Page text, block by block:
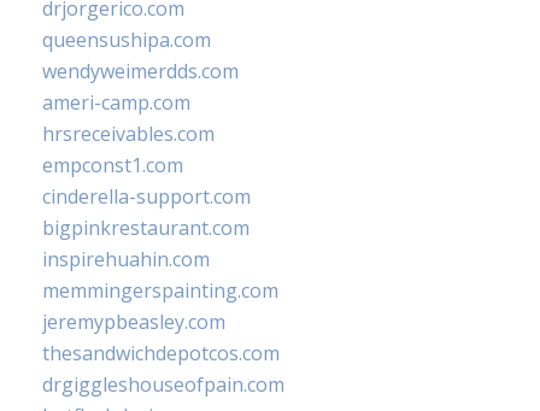
drjorgerico.com
queensushipa.com
wendyweimerdds.com
ameri-camp.com
hrsreceivables.com
empconst1.com
cinderella-support.com
bigpinkrestaurant.com
inspirehuahin.com
memmingerspainting.com
jeremypbeasley.com
thesandwichdepotcos.com
drgiggleshouseofpain.com